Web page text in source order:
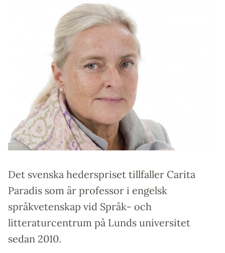
Det svenska hederspriset tillfaller Carita
Paradis som är professor i engelsk
språkvetenskap vid Språk- och
litteraturcentrum på Lunds universitet
sedan 2010.